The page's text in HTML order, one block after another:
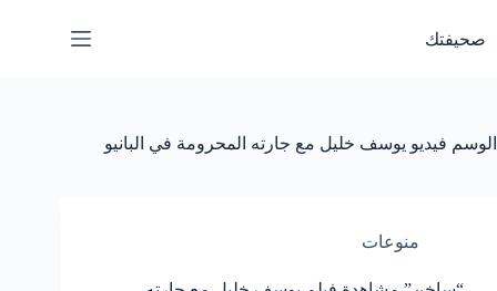
المحتوى
صحيفتك
الوسم فيديو يوسف خليل مع جارته المحرومة في البانيو
منوعات